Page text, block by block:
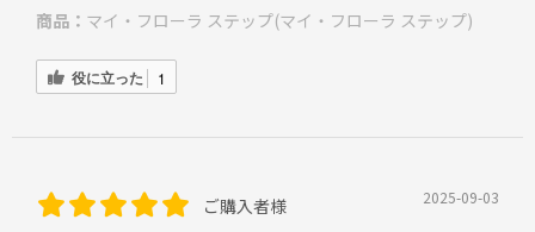
商品： マイ・フローラ ステップ(マイ・フローラ ステップ)
役に立った 1
ご購入者様 2025-09-03